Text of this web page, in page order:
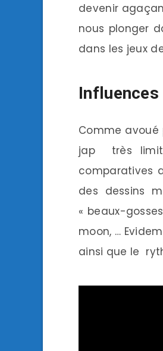
devenir
nous plonger
dans les jeux
Comme
jap très
comparatives
des dessins
« beaux-
moon, …
ainsi que le